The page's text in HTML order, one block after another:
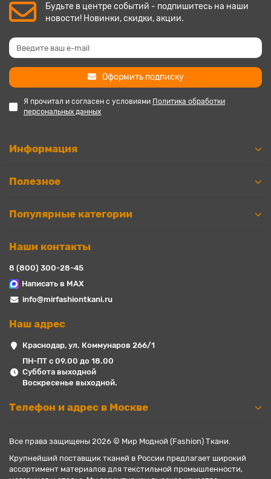
Будьте в центре событий - подпишитесь на наши
новости! Новинки, скидки, акции.
Оформить подписку
Я прочитал и согласен с условиями Политика обработки
персональных данных
Информация
Полезное
Популярные категории
Наши контакты
8 (800) 300-28-45
Написать в MAX
info@mirfashiontkani.ru
Наш адрес
Краснодар, ул. Коммунаров 266/1
ПН-ПТ с 09.00 до 18.00
Суббота выходной
Воскресенье выходной.
Телефон и адрес в Москве
Все права защищены 2026 © Мир Модной (Fashion) Ткани.
Крупнейший поставщик тканей в России предлагает широкий
ассортимент материалов для текстильной промышленности,